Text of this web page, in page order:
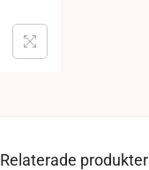
Relaterade produkter